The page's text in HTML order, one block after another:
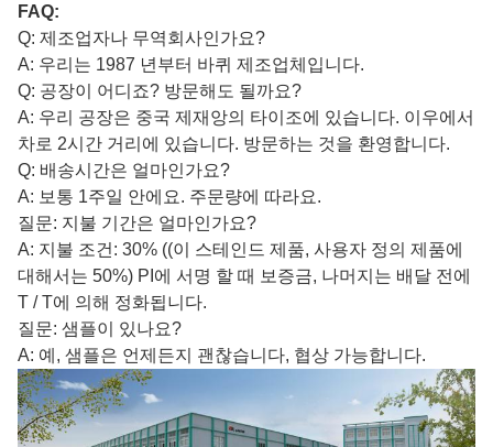
FAQ:
Q: 제조업자나 무역회사인가요?
A: 우리는 1987 년부터 바퀴 제조업체입니다.
Q: 공장이 어디죠? 방문해도 될까요?
A: 우리 공장은 중국 제재앙의 타이조에 있습니다. 이우에서
차로 2시간 거리에 있습니다. 방문하는 것을 환영합니다.
Q: 배송시간은 얼마인가요?
A: 보통 1주일 안에요. 주문량에 따라요.
질문: 지불 기간은 얼마인가요?
A: 지불 조건: 30% ((이 스테인드 제품, 사용자 정의 제품에
대해서는 50%) PI에 서명 할 때 보증금, 나머지는 배달 전에
T / T에 의해 정화됩니다.
질문: 샘플이 있나요?
A: 예, 샘플은 언제든지 괜찮습니다, 협상 가능합니다.